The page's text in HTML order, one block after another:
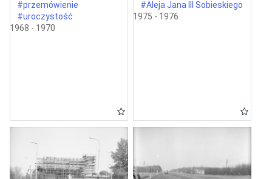
Zjednoczonego
Stronnictwa
#przemówienie
#uroczystość
1968 - 1970
#Aleja Jana III Sobieskiego
1975 - 1976